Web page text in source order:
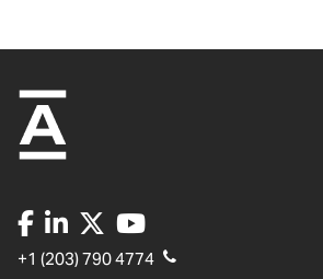
+1 (203) 790 4774